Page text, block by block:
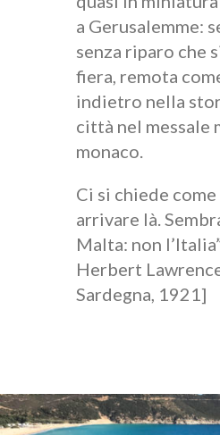
a Gerusalemme:
senza riparo che
fiera, remota
indietro nella
città nel messale
monaco.
Ci si chiede
arrivare là.
Malta: non
Herbert
Sardegna, 1921]